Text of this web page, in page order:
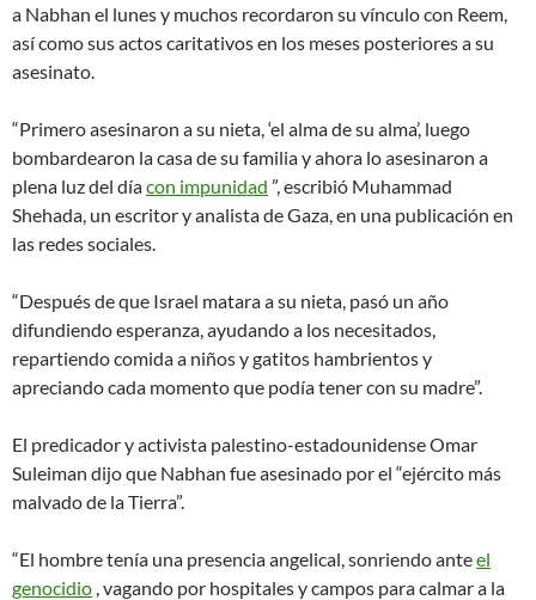
a Nabhan el lunes y muchos recordaron su vínculo con Reem,
así como sus actos caritativos en los meses posteriores a su
asesinato.
“Primero asesinaron a su nieta, ‘el alma de su alma’, luego
bombardearon la casa de su familia y ahora lo asesinaron a
plena luz del díacon impunidad ”, escribió Muhammad
Shehada, un escritor y analista de Gaza, en una publicación en
las redes sociales.
“Después de que Israel matara a su nieta, pasó un año
difundiendo esperanza, ayudando a los necesitados,
repartiendo comida a niños y gatitos hambrientos y
apreciando cada momento que podía tener con su madre”.
El predicador y activista palestino-estadounidense Omar
Suleiman dijo que Nabhan fue asesinado por el “ejército más
malvado de la Tierra”.
“El hombre tenía una presencia angelical, sonriendo anteel
genocidio , vagando por hospitales y campos para calmar a la